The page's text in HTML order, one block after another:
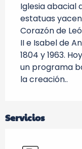
Iglesia abacial
estatuas
Corazón de
II e Isabel de
1804 y 1963.
un programa
la creación..
Servicios